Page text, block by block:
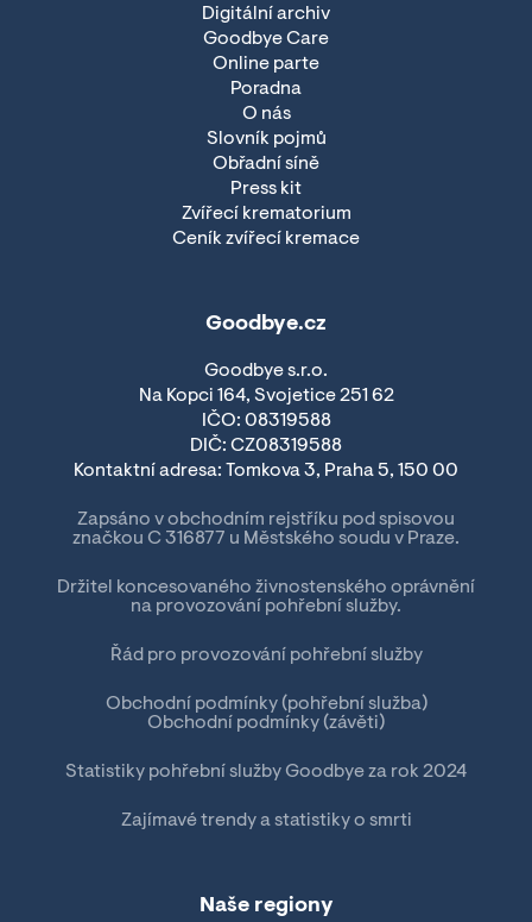
Digitální archiv
Goodbye Care
Online parte
Poradna
O nás
Slovník pojmů
Obřadní síně
Press kit
Zvířecí krematorium
Ceník zvířecí kremace
Goodbye.cz
Goodbye s.r.o.
Na Kopci 164, Svojetice 251 62
IČO: 08319588
DIČ: CZ08319588
Kontaktní adresa: Tomkova 3, Praha 5, 150 00
Zapsáno v obchodním rejstříku pod spisovou
značkou C 316877 u Městského soudu v Praze.
Držitel koncesovaného živnostenského oprávnění
na provozování pohřební služby.
Řád pro provozování pohřební služby
Obchodní podmínky (pohřební služba)
Obchodní podmínky (závěti)
Statistiky pohřební služby Goodbye za rok 2024
Zajímavé trendy a statistiky o smrti
Naše regiony